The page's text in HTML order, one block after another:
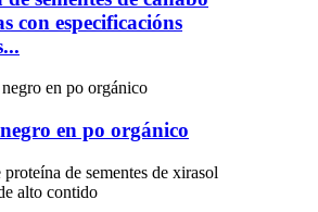
con especificacións
en po orgánico